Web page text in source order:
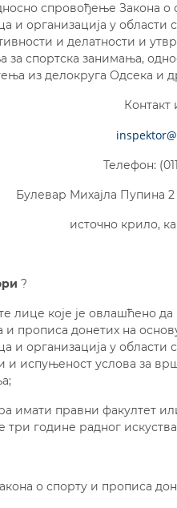
спровођење Закона о
и организација у
и делатности и
за спортска занимања,
из делокруга Одсека и
Контакт
Телефон:
Булевар Михајла Пупина 2
источно крило,
?
лице које је овлашћено
и прописа донетих на
и организација у
и испуњеност услова за
имати правни факултет
три године радног
о спорту и прописа